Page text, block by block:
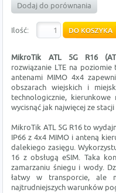
Dodaj do porównania
Ilość:
MikroTik ATL 5G R16
rozwiązanie LTE na
antenami MIMO 4x4
obszarach wiejskich i
technologicznie,
wycisnąć jak najwięcej ze stacji
MikroTik ATL 5G R16 to
IP66 z 4x4 MIMO i anteną
dalekiego zasięgu.
16 z obsługą eSIM. Taka
zamarzaniu śniegu i wody.
łatwy w transporcie, ale
najtrudniejszych warunków